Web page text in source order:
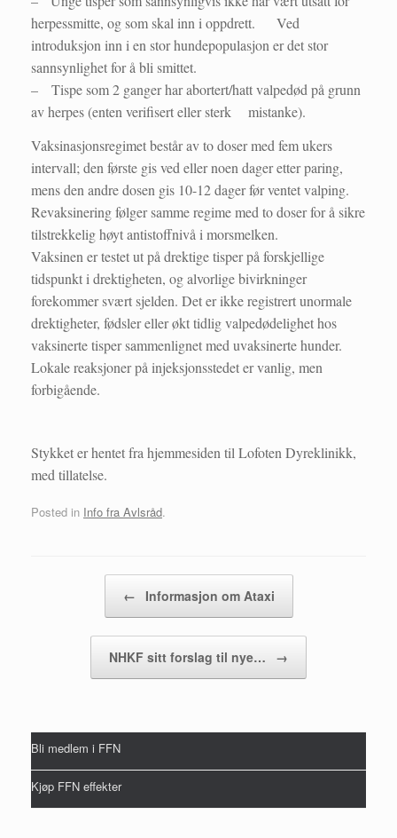
herpessmitte, og som skal inn i oppdrett. Ved
introduksjon inn i en stor hundepopulasjon er det stor
sannsynlighet for å bli smittet.
– Tispe som 2 ganger har abortert/hatt valpedød på grunn
av herpes (enten verifisert eller sterk mistanke).
Vaksinasjonsregimet består av to doser med fem ukers
intervall; den første gis ved eller noen dager etter paring,
mens den andre dosen gis 10-12 dager før ventet valping.
Revaksinering følger samme regime med to doser for å sikre
tilstrekkelig høyt antistoffnivå i morsmelken.
Vaksinen er testet ut på drektige tisper på forskjellige
tidspunkt i drektigheten, og alvorlige bivirkninger
forekommer svært sjelden. Det er ikke registrert unormale
drektigheter, fødsler eller økt tidlig valpedødelighet hos
vaksinerte tisper sammenlignet med uvaksinerte hunder.
Lokale reaksjoner på injeksjonsstedet er vanlig, men
forbigående.
Stykket er hentet fra hjemmesiden til Lofoten Dyreklinikk,
med tillatelse.
Posted in Info fra Avlsråd.
← Informasjon om Ataxi
NHKF sitt forslag til nye… →
Bli medlem i FFN
Kjøp FFN effekter